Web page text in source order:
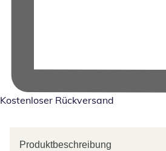
Kostenloser Rückversand
Produktbeschreibung